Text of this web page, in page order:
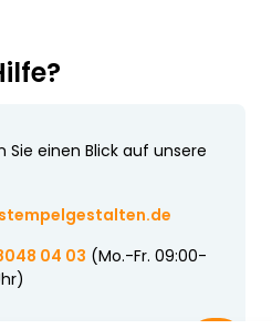
Sie einen Blick auf unsere
04 03 (Mo.-Fr. 09:00-